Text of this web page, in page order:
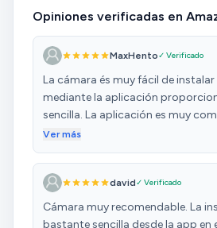
Opiniones verificadas en
MaxHento✓ Verificado
La cámara és muy fácil de
mediante la aplicación
sencilla. La aplicación es muy
activar o desactivar todas las
aún con poca luz y la detección
realiza muy bien, incluso con la
cámara. Graba tanto en la nube
memória SD, lo cual se agradece
Ver más
david✓ Verificado
Cámara muy recomendable. La
bastante sencilla desde la app en